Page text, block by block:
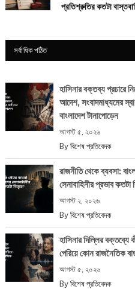
প্রতিশ্রুতির কতটা
সর্বাধিক পঠিত
হাসিনার বক্তব্য প্রচারে
আদেশ, সংবাদমাধ্যমের
বাংলাদেশ টানাপোড়েন
আগস্ট ৫, ২০২৬
By বিশেষ প্রতিবেদক
রাজনীতি থেকে ব্যবসা:
সেনাবাহিনীর প্রভাব
আগস্ট ২, ২০২৬
By বিশেষ প্রতিবেদক
হাসিনার দিল্লির বক্তব্যে
পেরিয়ে কোন রাজনৈতিক
আগস্ট ৫, ২০২৬
By বিশেষ প্রতিবেদক